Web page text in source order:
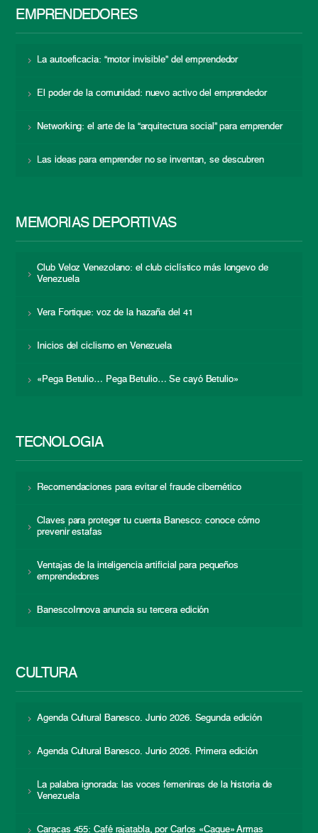
EMPRENDEDORES
La autoeficacia: “motor invisible” del emprendedor
El poder de la comunidad: nuevo activo del emprendedor
Networking: el arte de la “arquitectura social” para emprender
Las ideas para emprender no se inventan, se descubren
MEMORIAS DEPORTIVAS
Club Veloz Venezolano: el club ciclístico más longevo de
Venezuela
Vera Fortique: voz de la hazaña del 41
Inicios del ciclismo en Venezuela
«Pega Betulio… Pega Betulio… Se cayó Betulio»
TECNOLOGÍA
Recomendaciones para evitar el fraude cibernético
Claves para proteger tu cuenta Banesco: conoce cómo
prevenir estafas
Ventajas de la inteligencia artificial para pequeños
emprendedores
BanescoInnova anuncia su tercera edición
CULTURA
Agenda Cultural Banesco. Junio 2026. Segunda edición
Agenda Cultural Banesco. Junio 2026. Primera edición
La palabra ignorada: las voces femeninas de la historia de
Venezuela
Caracas 455: Café rajatabla, por Carlos «Caque» Armas